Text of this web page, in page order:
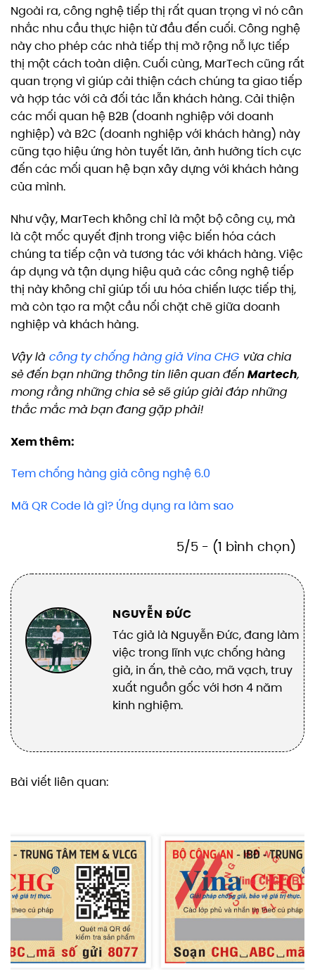
Ngoài ra, công nghệ tiếp thị rất quan trọng vì nó cân
nhắc nhu cầu thực hiện từ đầu đến cuối. Công nghệ
này cho phép các nhà tiếp thị mở rộng nỗ lực tiếp
thị một cách toàn diện. Cuối cùng, MarTech cũng rất
quan trọng vì giúp cải thiện cách chúng ta giao tiếp
và hợp tác với cả đối tác lẫn khách hàng. Cải thiện
các mối quan hệ B2B (doanh nghiệp với doanh
nghiệp) và B2C (doanh nghiệp với khách hàng) này
cũng tạo hiệu ứng hòn tuyết lăn, ảnh hưởng tích cực
đến các mối quan hệ bạn xây dựng với khách hàng
của mình.
Như vậy, MarTech không chỉ là một bộ công cụ, mà
là cột mốc quyết định trong việc biến hóa cách
chúng ta tiếp cận và tương tác với khách hàng. Việc
áp dụng và tận dụng hiệu quả các công nghệ tiếp
thị này không chỉ giúp tối ưu hóa chiến lược tiếp thị,
mà còn tạo ra một cầu nối chặt chẽ giữa doanh
nghiệp và khách hàng.
Vậy là công ty chống hàng giả Vina CHG vừa chia
sẻ đến bạn những thông tin liên quan đến Martech,
mong rằng những chia sẻ sẽ giúp giải đáp những
thắc mắc mà bạn đang gặp phải!
Xem thêm:
Tem chống hàng giả công nghệ 6.0
Mã QR Code là gì? Ứng dụng ra làm sao
5/5 - (1 bình chọn)
NGUYỄN ĐỨC
Tác giả là Nguyễn Đức, đang làm
việc trong lĩnh vực chống hàng
giả, in ấn, thẻ cào, mã vạch, truy
xuất nguồn gốc với hơn 4 năm
kinh nghiệm.
Bài viết liên quan: